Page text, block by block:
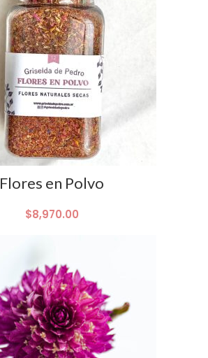
Flores en Polvo
$8,970.00